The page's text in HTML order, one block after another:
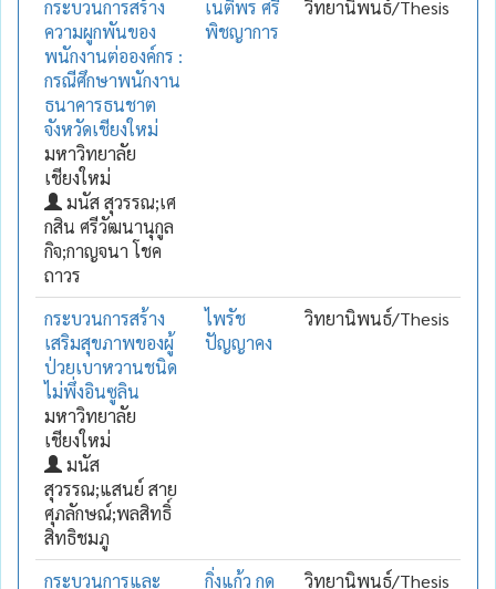
กระบวนการสร้าง
ความผูกพันของ
พนักงานต่อองค์กร :
กรณีศึกษาพนักงาน
ธนาคารธนชาต
จังหวัดเชียงใหม่
มหาวิทยาลัย
เชียงใหม่
มนัส สุวรรณ;เศ
กสิน ศรีวัฒนานุกูล
กิจ;กาญจนา โชค
ถาวร
เนติพร ศรี
พิชญาการ
วิทยานิพนธ์/Thesis
กระบวนการสร้าง
เสริมสุขภาพของผู้
ป่วยเบาหวานชนิด
ไม่พึ่งอินซูลิน
มหาวิทยาลัย
เชียงใหม่
มนัส
สุวรรณ;แสนย์ สาย
ศุภลักษณ์;พลสิทธิ์
สิทธิชมภู
ไพรัช
ปัญญาคง
วิทยานิพนธ์/Thesis
กระบวนการและ
กิ่งแก้ว กุด
วิทยานิพนธ์/Thesis